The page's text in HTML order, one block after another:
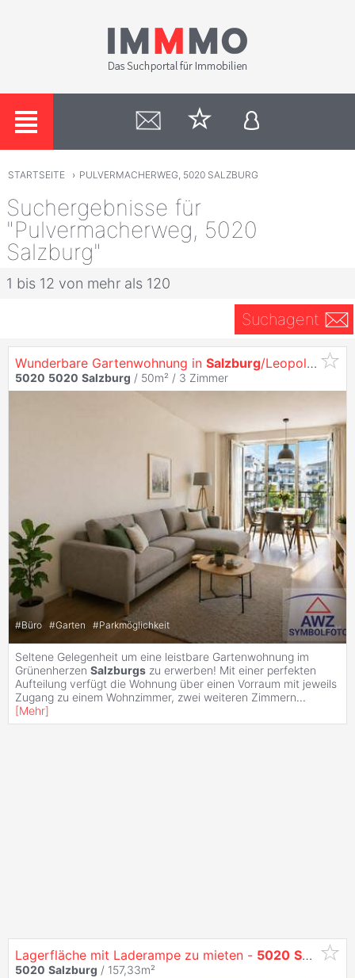
STARTSEITE › PULVERMACHERWEG, 5020 SALZBURG
Suchergebnisse für
"Pulvermacherweg, 5020
Salzburg"
1 bis 12 von mehr als 120
Suchagent
Wunderbare Gartenwohnung in Salzburg/Leopoldskron!
5020 5020 Salzburg / 50m² / 3 Zimmer
#Büro #Garten #Parkmöglichkeit
Seltene Gelegenheit um eine leistbare Gartenwohnung im
Grünenherzen Salzburgs zu erwerben! Mit einer perfekten
Aufteilung verfügt die Wohnung über einen Vorraum mit jeweils
Zugang zu einem Wohnzimmer, zwei weiteren Zimmern...
[Mehr]
Lagerfläche mit Laderampe zu mieten - 5020 Salzburg
5020 Salzburg / 157,33m²